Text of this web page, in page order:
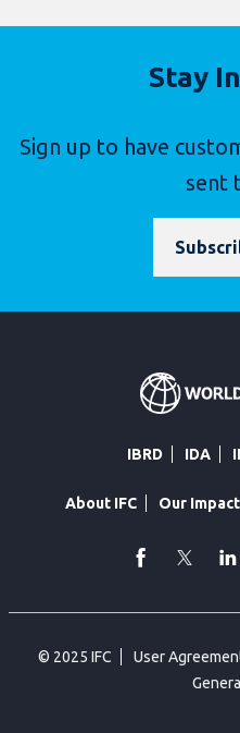
Stay
Sign up to have
sent
IBRD IDA
About IFC Our Impact
facebook
© 2025 IFC User